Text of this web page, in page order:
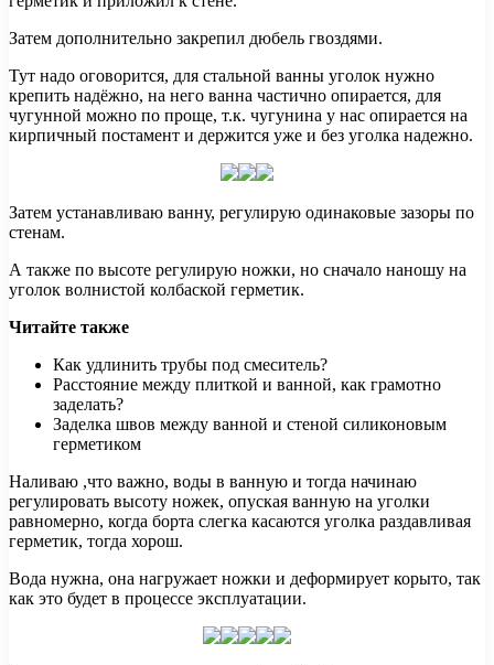
Затем дополнительно закрепил дюбель гвоздями.
Тут надо оговорится, для стальной ванны уголок нужно
крепить надёжно, на него ванна частично опирается, для
чугунной можно по проще, т.к. чугунина у нас опирается на
кирпичный постамент и держится уже и без уголка надежно.
Затем устанавливаю ванну, регулирую одинаковые зазоры по
стенам.
А также по высоте регулирую ножки, но сначало наношу на
уголок волнистой колбаской герметик.
Читайте также
Как удлинить трубы под смеситель?
Расстояние между плиткой и ванной, как грамотно
заделать?
Заделка швов между ванной и стеной силиконовым
герметиком
Наливаю ,что важно, воды в ванную и тогда начинаю
регулировать высоту ножек, опуская ванную на уголки
равномерно, когда борта слегка касаются уголка раздавливая
герметик, тогда хорош.
Вода нужна, она нагружает ножки и деформирует корыто, так
как это будет в процессе эксплуатации.